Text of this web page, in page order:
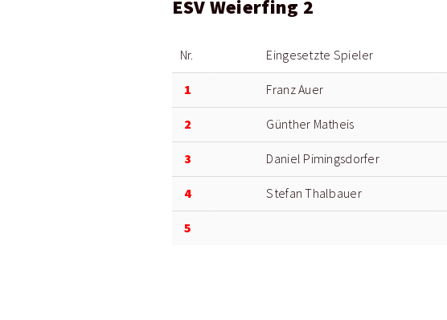
ESV Weierfing 2
Nr. Eingesetzte Spieler
1 Franz Auer
2 Günther Matheis
3 Daniel Pimingsdorfer
4 Stefan Thalbauer
5